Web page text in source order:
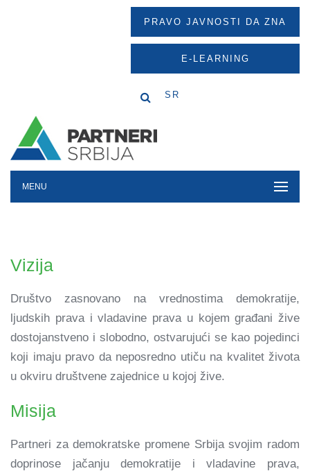
PRAVO JAVNOSTI DA ZNA
E-LEARNING
SR
MENU
Vizija
Društvo zasnovano na vrednostima demokratije,
ljudskih prava i vladavine prava u kojem građani žive
dostojanstveno i slobodno, ostvarujući se kao pojedinci
koji imaju pravo da neposredno utiču na kvalitet života
u okviru društvene zajednice u kojoj žive.
Misija
Partneri za demokratske promene Srbija svojim radom
doprinose jačanju demokratije i vladavine prava,